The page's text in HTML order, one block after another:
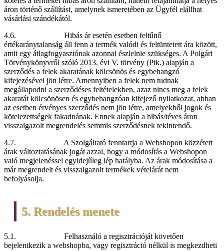
áron történő szállítást, amelynek ismeretében az Ügyfél elállhat
vásárlási szándékától.
4.6. Hibás ár esetén esetben feltűnő
értékaránytalanság áll fenn a termék valódi és feltüntetett ára között,
amit egy átlagfogyasztónak azonnal észlelnie szükséges. A Polgári
Törvénykönyvről szóló 2013. évi V. törvény (Ptk.) alapján a
szerződés a felek akaratának kölcsönös és egybehangzó
kifejezésével jön létre. Amennyiben a felek nem tudnak
megállapodni a szerződéses feltételekben, azaz nincs meg a felek
akaratát kölcsönösen és egybehangzóan kifejező nyilatkozat, abban
az esetben érvényes szerződés nem jön létre, amelyekből jogok és
kötelezettségek fakadnának. Ennek alapján a hibás/téves áron
visszaigazolt megrendelés semmis szerződésnek tekintendő.
4.7. A Szolgáltató fenntartja a Webshopon közzétett
árak változtatásának jogát azzal, hogy a módosítás a Webshopon
való megjelenéssel egyidejűleg lép hatályba. Az árak módosítása a
már megrendelt és visszaigazolt termékek vételárát nem
befolyásolja.
5. Rendelés menete
5.1. Felhasználó a regisztrációját követően
bejelentkezik a webshopba, vagy regisztráció nélkül is megkezdheti